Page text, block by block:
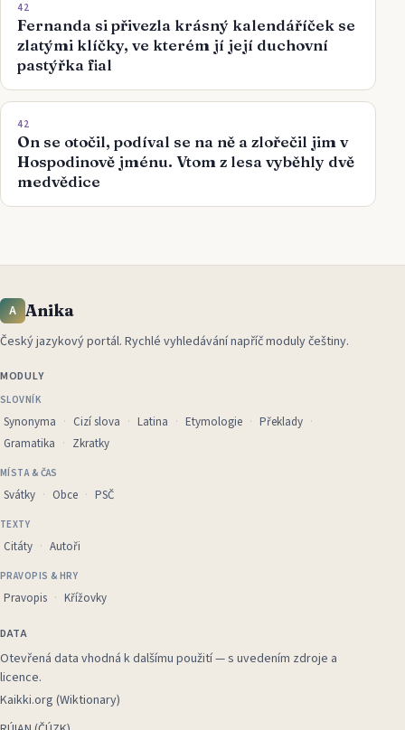
42
Fernanda si přivezla krásný kalendáříček se
zlatými klíčky, ve kterém jí její duchovní
pastýřka fial
42
On se otočil, podíval se na ně a zlořečil jim v
Hospodinově jménu. Vtom z lesa vyběhly dvě
medvědice
A Anika
Český jazykový portál. Rychlé vyhledávání napříč moduly češtiny.
MODULY
SLOVNÍK
Synonyma Cizí slova Latina Etymologie
Překlady
Gramatika
Zkratky
MÍSTA & ČAS
Svátky Obce PSČ
TEXTY
Citáty Autoři
PRAVOPIS & HRY
Pravopis Křížovky
DATA
Otevřená data vhodná k dalšímu použití — s uvedením zdroje a
licence.
Kaikki.org (Wiktionary)